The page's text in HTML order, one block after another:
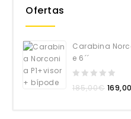
Ofertas
Carabina
e 6´´
185,00€ 169,00